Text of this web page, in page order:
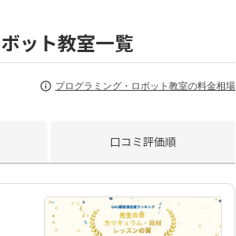
ット教室一覧
プログラミング・ロボット教室の料金相場
口コミ評価順